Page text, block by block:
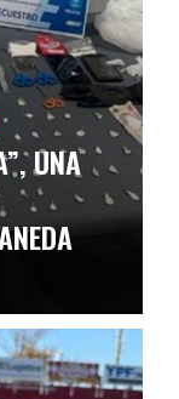
UNA